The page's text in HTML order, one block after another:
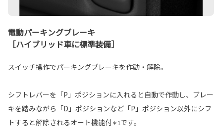
電動パーキングブレーキ
［ハイブリッド車に標準装備］
スイッチ操作でパーキングブレーキを作動・解除。
シフトレバーを「P」ポジションに入れると自動で作動し、ブレー
キを踏みながら「D」ポジションなど「P」ポジション以外にシフ
トすると解除されるオート機能付＊1です。